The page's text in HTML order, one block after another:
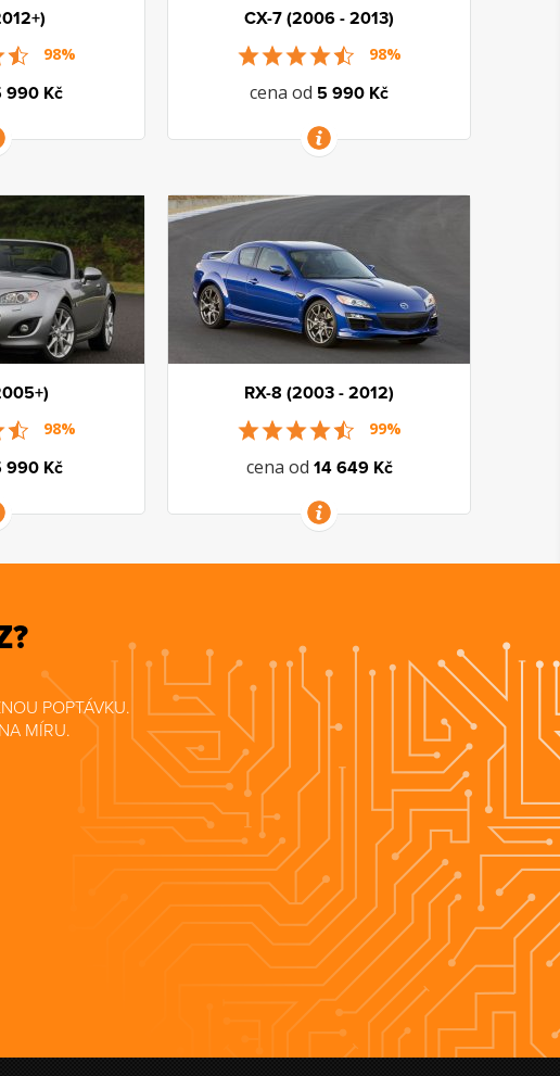
98%
990 Kč
CX-7 (2006 - 2013)
98%
cena od 5 990 Kč
98%
990 Kč
RX-8 (2003 - 2012)
99%
cena od 14 649 Kč
VÍCE INFORMACÍ
POPTÁVKU.
MÍRU.